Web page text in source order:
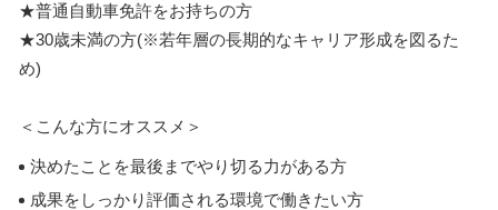
★普通自動車免許をお持ちの方
★30歳未満の方(※若年層の長期的なキャリア形成を図るた
め)
＜こんな方にオススメ＞
決めたことを最後までやり切る力がある方
成果をしっかり評価される環境で働きたい方